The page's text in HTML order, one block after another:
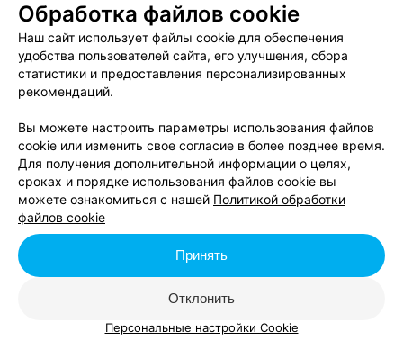
Обработка файлов cookie
Наш сайт использует файлы cookie для обеспечения
удобства пользователей сайта, его улучшения, сбора
статистики и предоставления персонализированных
рекомендаций.
Вы можете настроить параметры использования файлов
cookie или изменить свое согласие в более позднее время.
Для получения дополнительной информации о целях,
сроках и порядке использования файлов cookie вы
можете ознакомиться с нашей Политикой обработки
файлов cookie
Отклонить
Принять
Персональные настройки Cookie